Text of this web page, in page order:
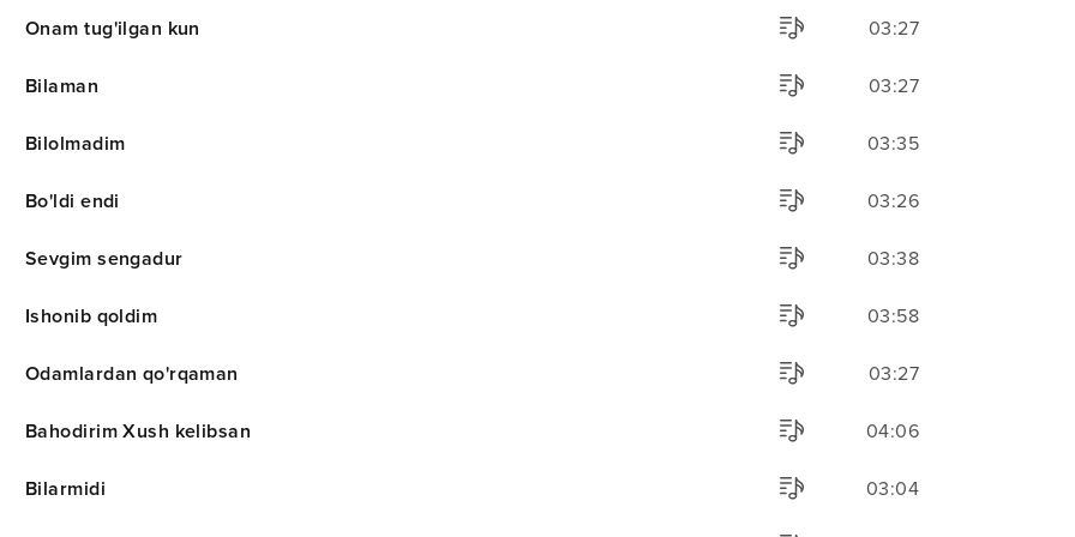
Onam tug'ilgan kun 03:27
Bilaman 03:27
Bilolmadim 03:35
Bo'ldi endi 03:26
Sevgim sengadur 03:38
Ishonib qoldim 03:58
Odamlardan qo'rqaman 03:27
Bahodirim Xush kelibsan 04:06
Bilarmidi 03:04